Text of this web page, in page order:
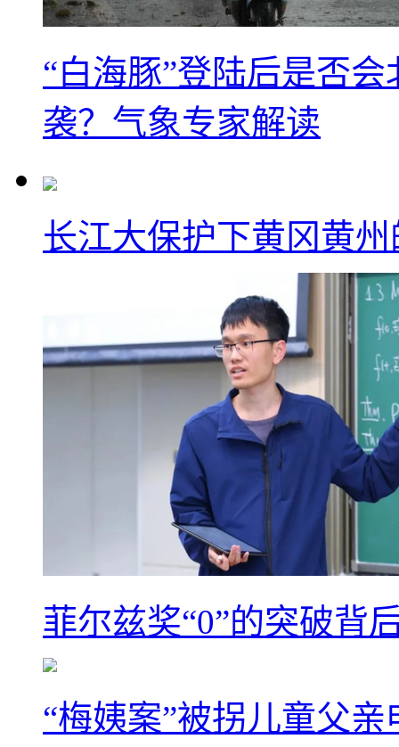
“白海豚”登陆后是否
袭？气象专家解读
长江大保护下黄冈黄
菲尔兹奖“0”的突破背
“梅姨案”被拐儿童父